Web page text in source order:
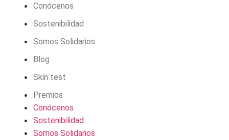
Conócenos
Sostenibilidad
Somos Solidarios
Blog
Skin test
Premios
Conócenos
Sostenibilidad
Somos Solidarios